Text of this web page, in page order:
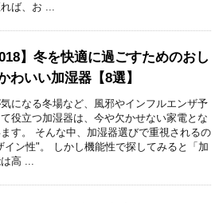
ば、お ...
】冬を快適に過ごすためのおし
わいい加湿器【8選】
になる冬場など、風邪やインフルエンザ予
役立つ加湿器は、今や欠かせない家電とな
す。 そんな中、加湿器選びで重視されるの
イン性"。 しかし機能性で探してみると「加
高 ...